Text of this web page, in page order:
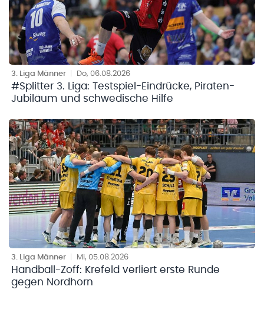
3. Liga Männer Do, 06.08.2026
#Splitter 3. Liga: Testspiel-Eindrücke, Piraten-
Jubiläum und schwedische Hilfe
3. Liga Männer Mi, 05.08.2026
Handball-Zoff: Krefeld verliert erste Runde
gegen Nordhorn